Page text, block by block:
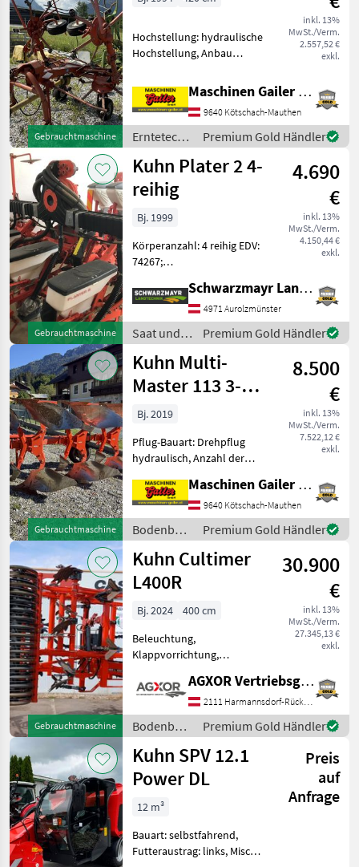
Gebrauchtmaschine
inkl. 13%
MwSt./Verm.
2.557,52 €
exkl.
Hochstellung: hydraulische
Hochstellung, Anbau
Zinkenverlustsicherung,
Grenzstreueinrichtung,
Schutzbügel
Gebrauchtmaschine mit
folgender Ausstattung: *
Schwe
Maschinen Gailer GmbH
9640 Kötschach-Mauthen
Erntetechnik
Grünland /
Kuhn
Premium Gold Händler
Gebrauchtmaschine
Kuhn Plater 2 4-
reihig
4.690
€
inkl. 13%
MwSt./Verm.
4.150,44 €
exkl.
Bj. 1999
Körperanzahl: 4 reihig EDV:
74267;
reihig - mit Schleppschar -
mti Andruckrollen - mit V-
Klutenräumer - mit
Säscheiben für Mais, 2x
Kürbis
Schwarzmayr Landtechnik GmbH - Aurolzmünster
4971 Aurolzmünster
Saat und
Pflege /
Kuhn
Premium Gold Händler
Gebrauchtmaschine
Kuhn Multi-
Master 113 3-
Schar Pflug
8.500
€
inkl. 13%
MwSt./Verm.
7.522,12 €
exkl.
Bj. 2019
Pflug-Bauart: Drehpflug
hydraulisch, Anzahl der
Steinsicherung, Stützrad
Schöner 3 Schar-Pflug Kuhn
Multimaster 113 mit
Baujahr 2019 - Me
Maschinen Gailer GmbH
9640 Kötschach-Mauthen
Bodenbearbeitung
/ Kuhn
Premium Gold Händler
Gebrauchtmaschine
Kuhn Cultimer
L400R
30.900
€
inkl. 13%
MwSt./Verm.
27.345,13 €
exkl.
Bj. 2024
400 cm
Beleuchtung,
Klappvorrichtung,
Grubber - mit 4m
Arbeitsbreite - mit 3 Balken
- mit 13 Zinken mit
Harmetallbesatz - mit
Flügelscharen los
AGXOR Vertriebsgesellschaft Ost GmbH
2111 Harmannsdorf-Rückersdorf
Bodenbearbeitung
/ Kuhn
Premium Gold Händler
Kuhn SPV 12.1
Power DL
Preis
auf
Anfrage
12 m³
Bauart: selbstfahrend,
Futteraustrag: links, Misch-